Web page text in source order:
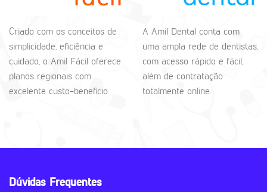
Criado com os conceitos de
simplicidade, eficiência e
cuidado, o Amil Fácil oferece
planos regionais com
excelente custo-benefício.
A Amil Dental conta com
uma ampla rede de dentistas,
com acesso rápido e fácil,
além de contratação
totalmente online.
Dúvidas Frequentes